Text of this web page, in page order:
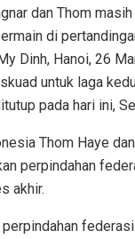
dan Thom
di
Dinh, Hanoi, 26
untuk laga
pada hari ini,
Thom Haye
perpindahan
akhir.